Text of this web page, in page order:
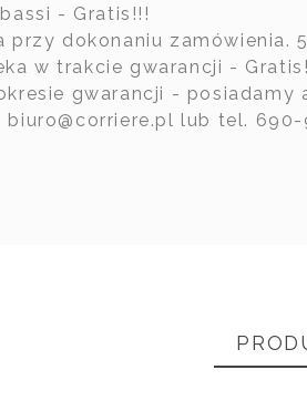
- Gratis!!!
przy dokonaniu zamówienia.
w trakcie gwarancji -
gwarancji - posiadamy
biuro@corriere.pl lub tel.